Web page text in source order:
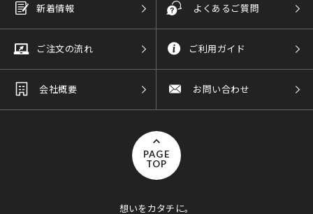
新着情報 よくあるご質問
ご注文の流れ ご利用ガイド
会社概要 お問い合わせ
PAGE
TOP
想いをカタチに。